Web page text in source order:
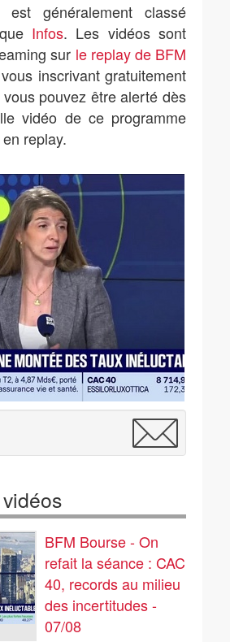
est généralement classé
Infos. Les vidéos sont
sur le replay de BFM
inscrivant gratuitement
pouvez être alerté dès
vidéo de ce programme
replay.
BFM Bourse - On
refait la séance : CAC
40, records au milieu
des incertitudes -
07/08